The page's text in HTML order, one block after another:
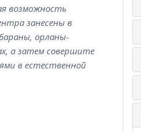
возможность
занесены в
орланы-
а затем совершите
в естественной